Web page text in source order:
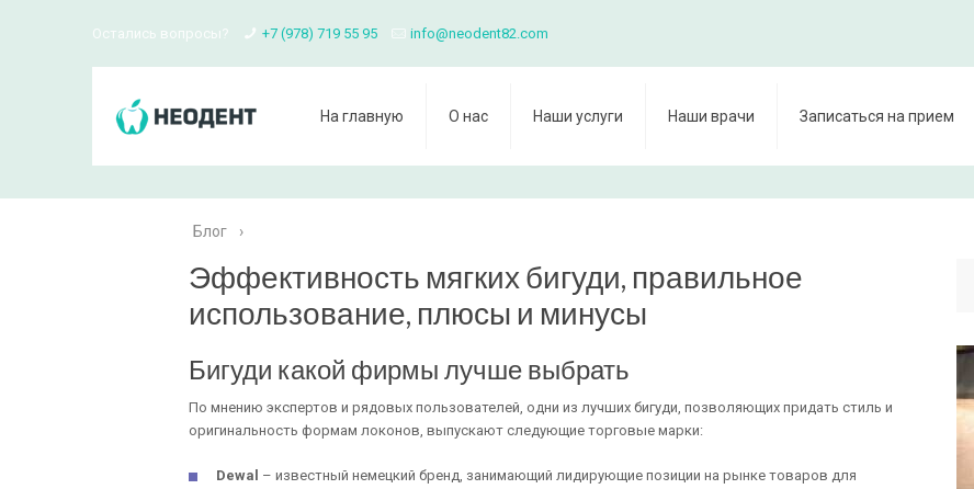
Остались вопросы? +7 (978) 719 55 95 info@neodent82.com
На главную О нас Наши услуги Наши врачи Записаться на прием
Блог ›
Эффективность мягких бигуди, правильное
использование, плюсы и минусы
Бигуди какой фирмы лучше выбрать
По мнению экспертов и рядовых пользователей, одни из лучших бигуди, позволяющих придать стиль и
оригинальность формам локонов, выпускают следующие торговые марки:
Dewal – известный немецкий бренд, занимающий лидирующие позиции на рынке товаров для